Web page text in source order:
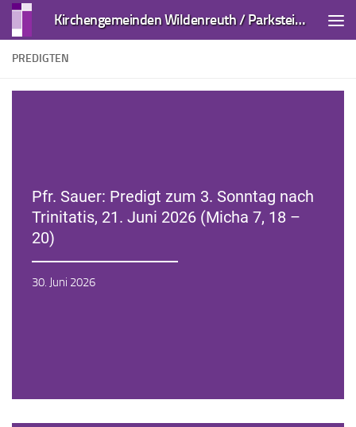
Zum Inhalt springen Kirchengemeinden Wildenreuth / Parkstein und Kirchendemenreuth
PREDIGTEN
Pfr. Sauer: Predigt zum 3. Sonntag nach
Trinitatis, 21. Juni 2026 (Micha 7, 18 –
20)
30. Juni 2026